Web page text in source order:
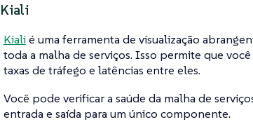
Kiali
Kialié uma ferramenta de visualização
toda a malha de serviços. Isso permite que
taxas de tráfego e latências entre eles.
Você pode verificar a saúde da malha de
entrada e saída para um único componente.